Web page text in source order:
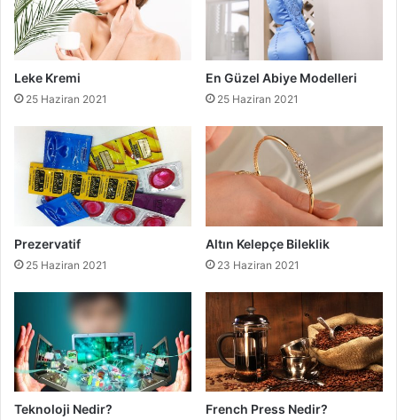
Leke Kremi
25 Haziran 2021
En Güzel Abiye Modelleri
25 Haziran 2021
Prezervatif
25 Haziran 2021
Altın Kelepçe Bileklik
23 Haziran 2021
Teknoloji Nedir? French Press Nedir?